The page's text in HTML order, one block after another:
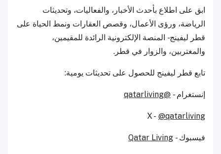
ابق على اطلاع بأحدث الأخبار، والفعاليات، وتحديثات
الرياضة، ورؤى الأعمال، وقصص العقارات ونمط الحياة على
قطر ليفينج - المنصة الإلكترونية الرائدة للمقيمين،
والمغتربين، والزوار في قطر.
تابع قطر ليفينج للحصول على تحديثات يومية:
إنستغرام - @qatarliving
X - @qatarliving
فيسبوك - Qatar Living